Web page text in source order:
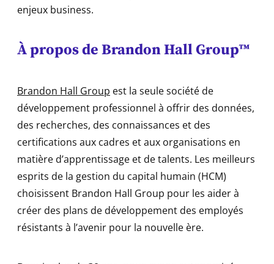
enjeux business.
À propos de Brandon Hall Group™
Brandon Hall Group est la seule société de
développement professionnel à offrir des données,
des recherches, des connaissances et des
certifications aux cadres et aux organisations en
matière d’apprentissage et de talents. Les meilleurs
esprits de la gestion du capital humain (HCM)
choisissent Brandon Hall Group pour les aider à
créer des plans de développement des employés
résistants à l’avenir pour la nouvelle ère.